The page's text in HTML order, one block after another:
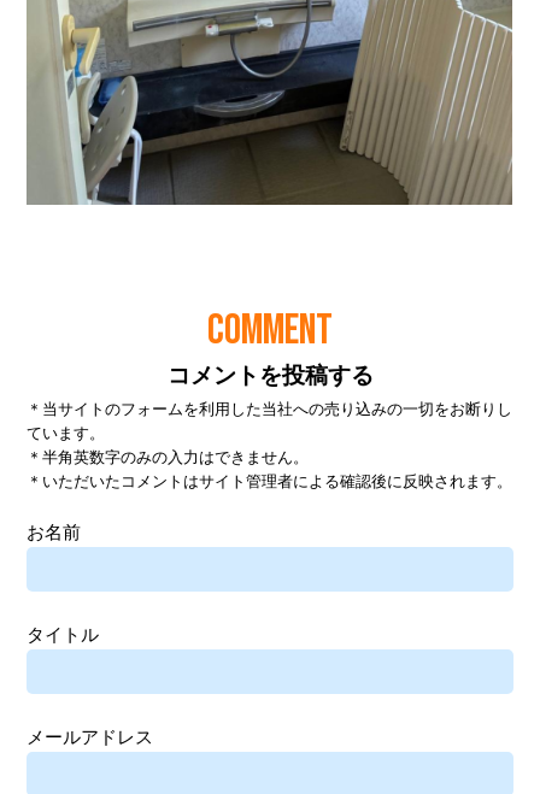
COMMENT
コメントを投稿する
＊当サイトのフォームを利用した当社への売り込みの一切をお断りし
ています。
＊半角英数字のみの入力はできません。
＊いただいたコメントはサイト管理者による確認後に反映されます。
お名前
タイトル
メールアドレス